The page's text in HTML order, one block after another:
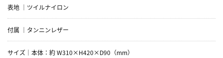
表地 ｜ツイルナイロン
付属 ｜タンニンレザー
サイズ｜本体：約 W310×H420×D90（mm）